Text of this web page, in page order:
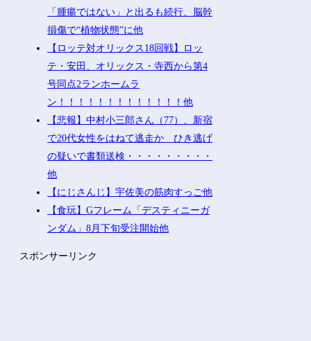
「腫瘍ではない」と出るも続行、脳幹
損傷で“植物状態”に他
【ロッテ対オリックス18回戦】ロッ
テ・安田、オリックス・寺西から第4
号同点2ランホームラ
ン！！！！！！！！！！！！！他
【悲報】中村小三郎さん（77）、新宿
で20代女性をはねて逃走か ひき逃げ
の疑いで書類送検・・・・・・・・・
他
【にじさんじ】宇佐美の筋肉すっご他
【食玩】Gフレーム「デスティニーガ
ンダム」8月下旬受注開始他
スポンサーリンク